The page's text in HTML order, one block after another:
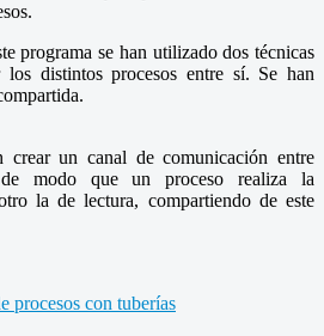
programa se han utilizado dos técnicas
los distintos procesos entre sí. Se han
crear un canal de comunicación entre
de modo que un proceso realiza la
la de lectura, compartiendo de este
procesos con tuberías